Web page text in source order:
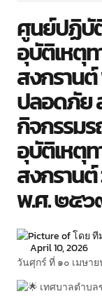
ศูนย์ปฏิบั
อุบัติเหตุ
สงกราน
ปลอดภัย
กิจกรรม
อุบัติเหตุ
สงกราน
พ.ศ. ๒๕
April 10, 2026
วันศุกร์ ที่ ๑๐ เมษา
เทศบาลตำบ